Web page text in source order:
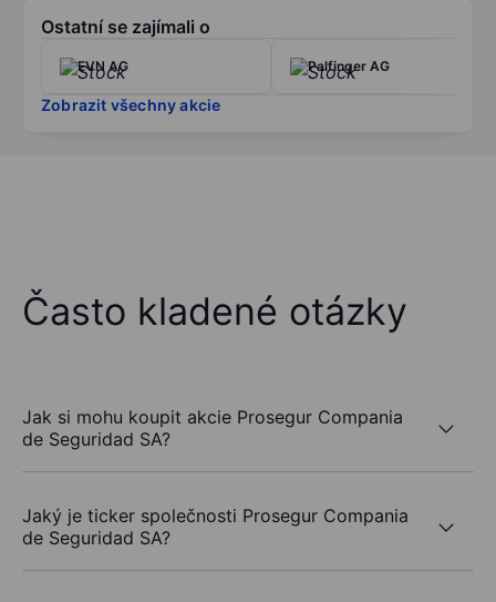
Ostatní se zajímali o
EVN AG Palfinger AG
Zobrazit všechny akcie
Často kladené otázky
Jak si mohu koupit akcie Prosegur Compania
de Seguridad SA?
Jaký je ticker společnosti Prosegur Compania
de Seguridad SA?